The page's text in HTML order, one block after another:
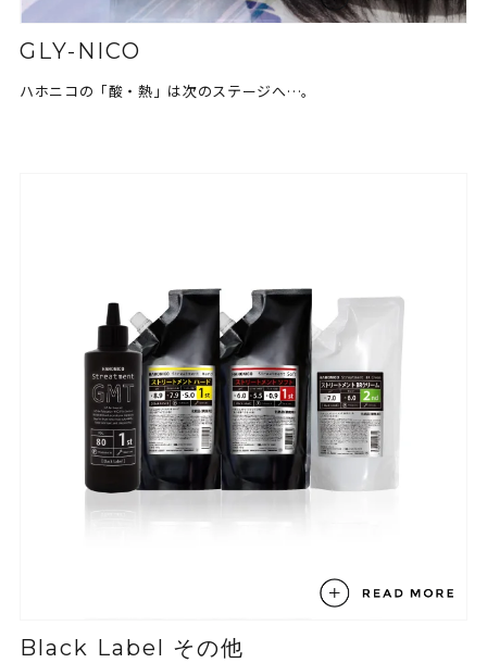
GLY-NICO
ハホニコの「酸・熱」は次のステージへ…。
Black Label その他